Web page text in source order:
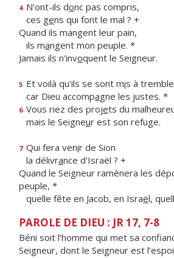
4 N'ont-ils donc pas compris,
ces gens qui font le mal ? +
Quand ils mangent leur pain,
ils mangent mon peuple. *
Jamais ils n'invoquent le Seigneur.
5 Et voilà qu'ils se sont mis à
car Dieu accompagne les justes. *
6 Vous riez des projets du
mais le Seigneur est son refuge.
7 Qui fera venir de Sion
la délivrance d'Israël ? +
Quand le Seigneur ramènera les
peuple, *
quelle fête en Jacob, en Israël,
PAROLE DE DIEU : JR 17, 7-8
Béni soit l’homme qui met sa
Seigneur, dont le Seigneur est